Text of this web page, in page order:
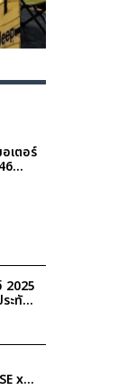
เตอร์
2025
ะทับ
ค่า
บาท
x